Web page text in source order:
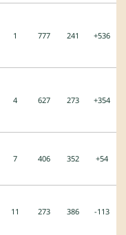
1 777 241 +536
4 627 273 +354
7 406 352 +54
11 273 386 -113